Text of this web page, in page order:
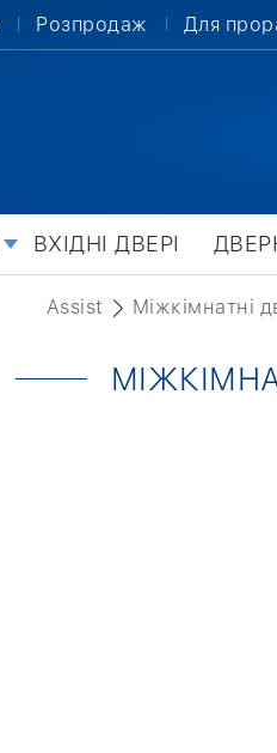
Розпродаж Для
ВХІДНІ ДВЕРІ
Assist Міжкімнатні